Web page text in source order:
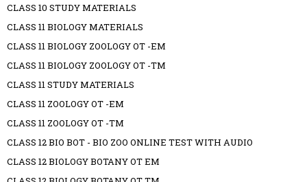
CLASS 10 STUDY MATERIALS
CLASS 11 BIOLOGY MATERIALS
CLASS 11 BIOLOGY ZOOLOGY OT -EM
CLASS 11 BIOLOGY ZOOLOGY OT -TM
CLASS 11 STUDY MATERIALS
CLASS 11 ZOOLOGY OT -EM
CLASS 11 ZOOLOGY OT -TM
CLASS 12 BIO BOT - BIO ZOO ONLINE TEST WITH AUDIO
CLASS 12 BIOLOGY BOTANY OT EM